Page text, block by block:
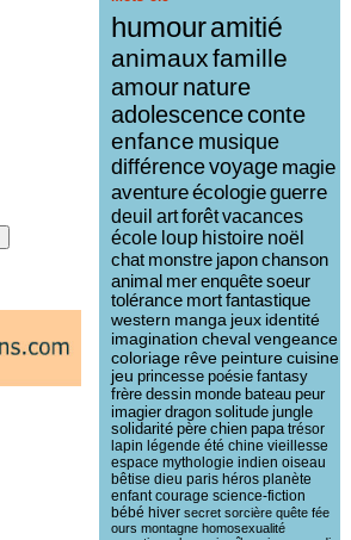
humouramitié
animauxfamille
amournature
adolescenceconte
enfance musique
différencevoyage magie
aventureécologieguerre
deuil artforêtvacances
école loup histoire noël
chat monstre japonchanson
animal merenquêtesoeur
tolérance mortfantastique
western manga jeux identité
imagination chevalvengeance
coloriage rêve peinture cuisine
jeu princesse poésie fantasy
frère dessin monde bateau peur
imagier dragon solitude jungle
solidarité père chien papa trésor
lapin légende été chine vieillesse
espace mythologie indien oiseau
bêtise dieu paris héros planète
enfant courage science-fiction
bébé hiver secret sorcière quête fée
ours montagne homosexualité